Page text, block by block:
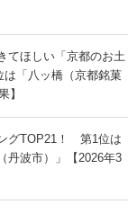
てほしい「京都のお土
「八ッ橋（京都銘菓
】
グTOP21！ 第1位は
丹波市）」【2026年3